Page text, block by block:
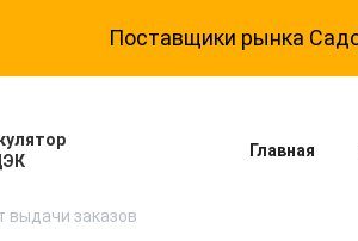
Поставщики рынка
Главная
выдачи заказов